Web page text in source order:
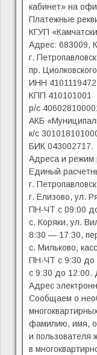
кабинет» на
Платежные
КГУП
Адрес: 683009,
г.
пр.
ИНН 4101119472
КПП 410101001
р/с
АКБ
к/с
БИК 043002717.
Адреса и режим
Единый
г.
г. Елизово, ул.
ПН-ЧТ с 09:00
с. Коряки, ул.
8:30 — 17:30,
с. Мильково,
ПН-ЧТ с 9:30 до
с 9:30 до 12:00.
Адрес
Сообщаем о
фамилию, имя,
и пользователя
в